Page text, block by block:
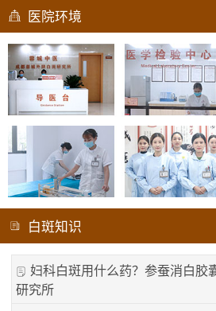
医院环境
白斑知识
妇科白斑用什么药？参蚕消白胶
研究所